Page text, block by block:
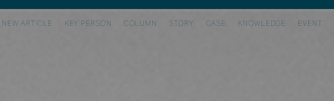
NEW ARTICLE KEY PERSON COLUMN STORY CASE KNOWLEDGE EVENT